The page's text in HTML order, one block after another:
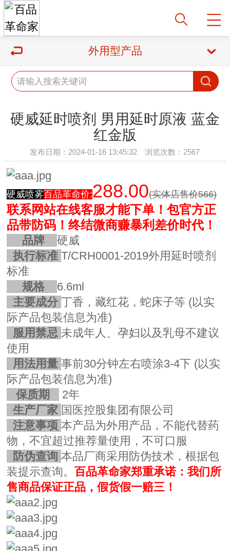
外用型产品
硬威延时喷剂 男用延时原液 蓝金
红金版
发布日期：2024-01-16 13:45:32 浏览次数：2567
硬威喷雾百品革命价:288.00(实体店售价566)
联系网站在线客服才能下单！包官方正
品带防码！终结微商赚暴利差价时代！
品牌
硬威
执行标准 T/CRH0001-2019外用延时喷剂
标准
规格
6.6ml
主要成分 丁香，藏红花，蛇床子等 (以实
际产品包装信息为准)
服用禁忌 未成年人、孕妇以及乳母不建议
使用
用法用量 事前30分钟左右喷涂3-4下 (以实
际产品包装信息为准)
保质期
2年
生产厂家 国医控股集团有限公司
注意事项 本产品为外用产品，不能代替药
物，不宜超过推荐量使用，不可口服
防伪查询 本品厂商采用防伪技术，根据包
装提示查询。百品革命家郑重承诺：我们所
售商品保证正品，假货假一赔三！